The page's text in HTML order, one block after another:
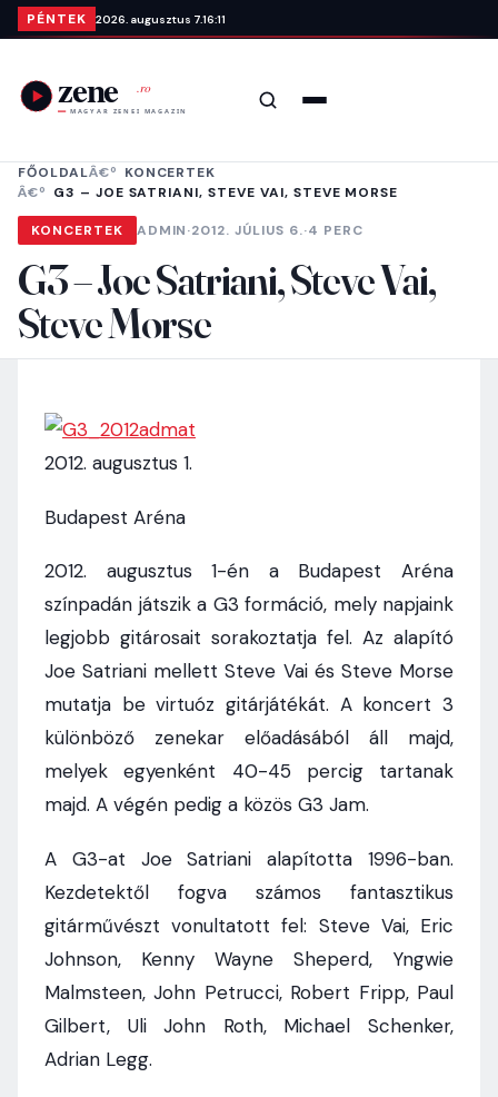
Ugrás a tartalomra
PÉNTEK 2026. augusztus 7.16:11
Keresés
FŐOLDAL
KONCERTEK
G3 – JOE SATRIANI, STEVE VAI, STEVE MORSE
KONCERTEK ADMIN·2012. JÚLIUS 6.·4 PERC
G3 – Joe Satriani, Steve Vai,
Steve Morse
2012. augusztus 1.
Budapest Aréna
2012. augusztus 1-én a Budapest Aréna
színpadán játszik a G3 formáció, mely napjaink
legjobb gitárosait sorakoztatja fel. Az alapító
Joe Satriani mellett Steve Vai és Steve Morse
mutatja be virtuóz gitárjátékát. A koncert 3
különböző zenekar előadásából áll majd,
melyek egyenként 40-45 percig tartanak
majd. A végén pedig a közös G3 Jam.
A G3-at Joe Satriani alapította 1996-ban.
Kezdetektől fogva számos fantasztikus
gitárművészt vonultatott fel: Steve Vai, Eric
Johnson, Kenny Wayne Sheperd, Yngwie
Malmsteen, John Petrucci, Robert Fripp, Paul
Gilbert, Uli John Roth, Michael Schenker,
Adrian Legg.